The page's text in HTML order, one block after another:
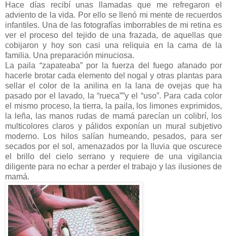
Hace días recibí unas llamadas que me refregaron el
adviento de la vida. Por ello se llenó mi mente de recuerdos
infantiles. Una de las fotografías imborrables de mi retina es
ver el proceso del tejido de una frazada, de aquellas que
cobijaron y hoy son casi una reliquia en la cama de la
familia. Una preparación minuciosa.
La paila “zapateaba” por la fuerza del fuego afanado por
hacerle brotar cada elemento del nogal y otras plantas para
sellar el color de la anilina en la lana de ovejas que ha
pasado por el lavado, la “rueca””y el “uso”. Para cada color
el mismo proceso, la tierra, la paila, los limones exprimidos,
la leña, las manos rudas de mamá parecían un colibrí, los
multicolores claros y pálidos exponían un mural subjetivo
moderno. Los hilos salían humeando, pesados, para ser
secados por el sol, amenazados por la lluvia que oscurece
el brillo del cielo serrano y requiere de una vigilancia
diligente para no echar a perder el trabajo y las ilusiones de
mamá.